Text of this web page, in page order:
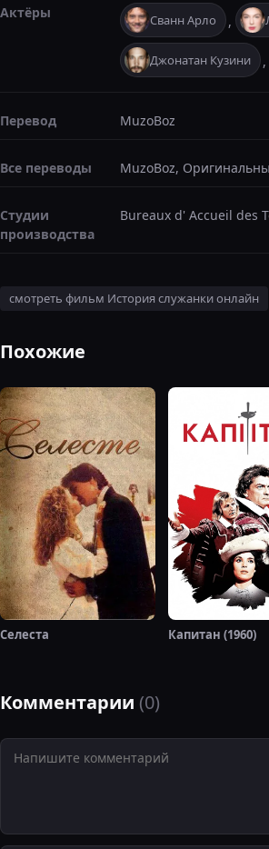
Актёры Сванн Арло ,
Джонатан Кузини ,
Перевод MuzoBoz
Все переводы MuzoBoz,
Студии
производства
Bureaux d' Accueil des
смотреть фильм История служанки онлайн
Похожие
Селеста Капитан (1960)
Комментарии (0)